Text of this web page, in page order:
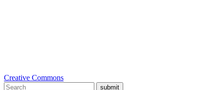
Creative Commons
submit